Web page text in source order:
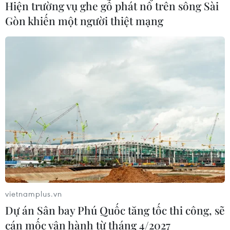
07/08/2026 07:10
CƠ QUAN CHỦ QUẢN: THÔNG TẤN XÃ VIỆT NAM
Tổng Biên tập: TRẦN TIẾN DUẨN
Phó Tổng Biên tập: NGUYỄN THỊ TÁM, KHÚC THANH
THỦY
Sở hữu trí tuệ
Quy định sử dụng
RSS
Hỗ trợ
Hiện trường vụ ghe gỗ phát nổ trên sông Sài
Gòn khiến một người thiệt mạng
vietnamplus.vn
Dự án Sân bay Phú Quốc tăng tốc thi công, sẽ
cán mốc vận hành từ tháng 4/2027